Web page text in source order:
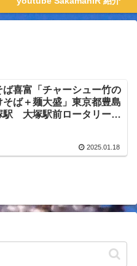
ば喜富「チャーシュー竹の
そば＋麺大盛」東京都豊島
駅 大塚駅前ロータリーの
2025.01.18